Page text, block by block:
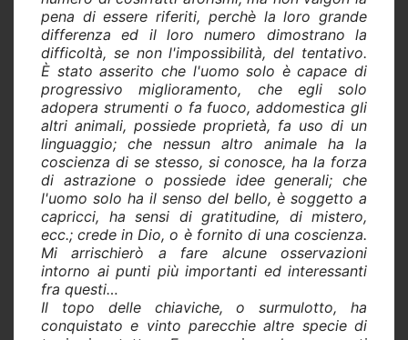
pena di essere riferiti, perchè la loro grande
differenza ed il loro numero dimostrano la
difficoltà, se non l'impossibilità, del tentativo.
È stato asserito che l'uomo solo è capace di
progressivo miglioramento, che egli solo
adopera strumenti o fa fuoco, addomestica gli
altri animali, possiede proprietà, fa uso di un
linguaggio; che nessun altro animale ha la
coscienza di se stesso, si conosce, ha la forza
di astrazione o possiede idee generali; che
l'uomo solo ha il senso del bello, è soggetto a
capricci, ha sensi di gratitudine, di mistero,
ecc.; crede in Dio, o è fornito di una coscienza.
Mi arrischierò a fare alcune osservazioni
intorno ai punti più importanti ed interessanti
fra questi…
Il topo delle chiaviche, o surmulotto, ha
conquistato e vinto parecchie altre specie di